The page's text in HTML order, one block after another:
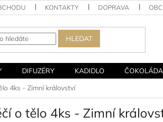
KONTAKTY DOPRAVA
HLEDAT
DIFUZÉRY KADIDLO ČOKOLÁDA
4ks - Zimní království
o tělo 4ks - Zimní